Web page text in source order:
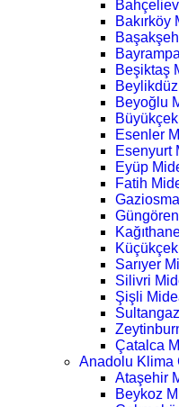
Bakırköy
Beşiktaş
Beyoğlu
Esenler
Esenyurt
Eyüp
Fatih
Sarıyer
Silivri
Şişli
Çatalca
Anadolu Klima
Ataşehir
Beykoz